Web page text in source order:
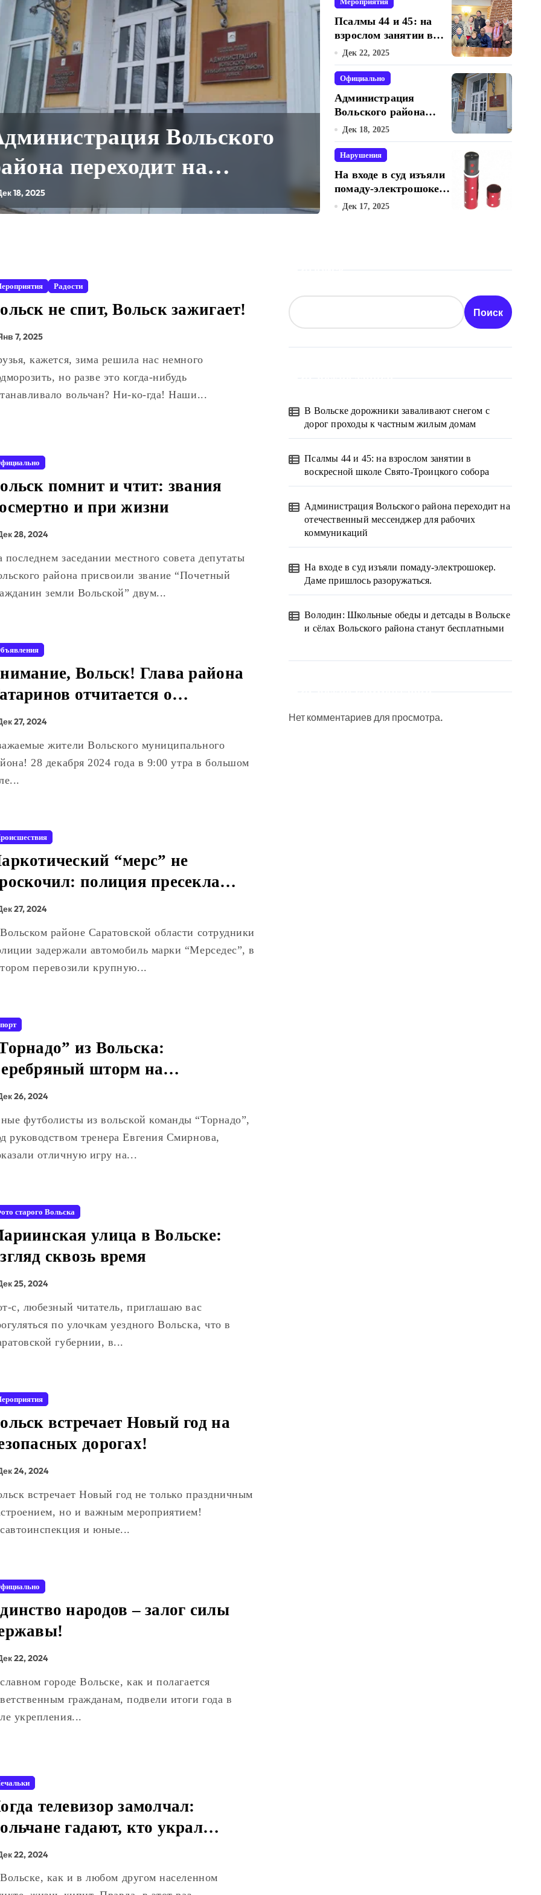
Вольского
переходит на
мессенджер для
На входе в суд
электрошокер.
разоружаться.
Дек 17, 2025
Псалмы 44 и 45: на
взрослом занятии в
воскресной школе
Свято-Троицкого
собора
Дек 22, 2025
Официально
Администрация
Вольского района
переходит на
отечественный
мессенджер для
коммуникаций
Дек 18, 2025
Нарушения
На входе в суд изъяли
помаду-электрошокер.
Даме пришлось
Дек 17, 2025
Радости
не спит, Вольск зажигает!
7, 2025
но разве это когда-нибудь
вольчан? Ни-ко-гда! Наши...
помнит и чтит: звания
и при жизни
28, 2024
района присвоили звание “Почетный
земли Вольской” двум...
Вольск! Глава района
отчитается о
работе!
27, 2024
28 декабря 2024 года в 9:00 утра в большом
“мерс” не
полиция пресекла
в Вольском районе
27, 2024
задержали автомобиль марки “Мерседес”, в
перевозили крупную...
из Вольска:
шторм на
поле Базарного
26, 2024
руководством тренера Евгения Смирнова,
отличную игру на...
старого Вольска
улица в Вольске:
сквозь время
25, 2024
по улочкам уездного Вольска, что в
губернии, в...
встречает Новый год на
дорогах!
24, 2024
но и важным мероприятием!
и юные...
народов – залог силы
22, 2024
гражданам, подвели итоги года в
укрепления...
телевизор замолчал:
гадают, кто украл
22, 2024
Поиск
В Вольске дорожники заваливают снегом с
дорог проходы к частным жилым домам
Псалмы 44 и 45: на взрослом занятии в
воскресной школе Свято-Троицкого собора
Администрация Вольского района переходит на
отечественный мессенджер для рабочих
коммуникаций
На входе в суд изъяли помаду-электрошокер.
Даме пришлось разоружаться.
Володин: Школьные обеды и детсады в Вольске
и сёлах Вольского района станут бесплатными
Нет комментариев для просмотра.